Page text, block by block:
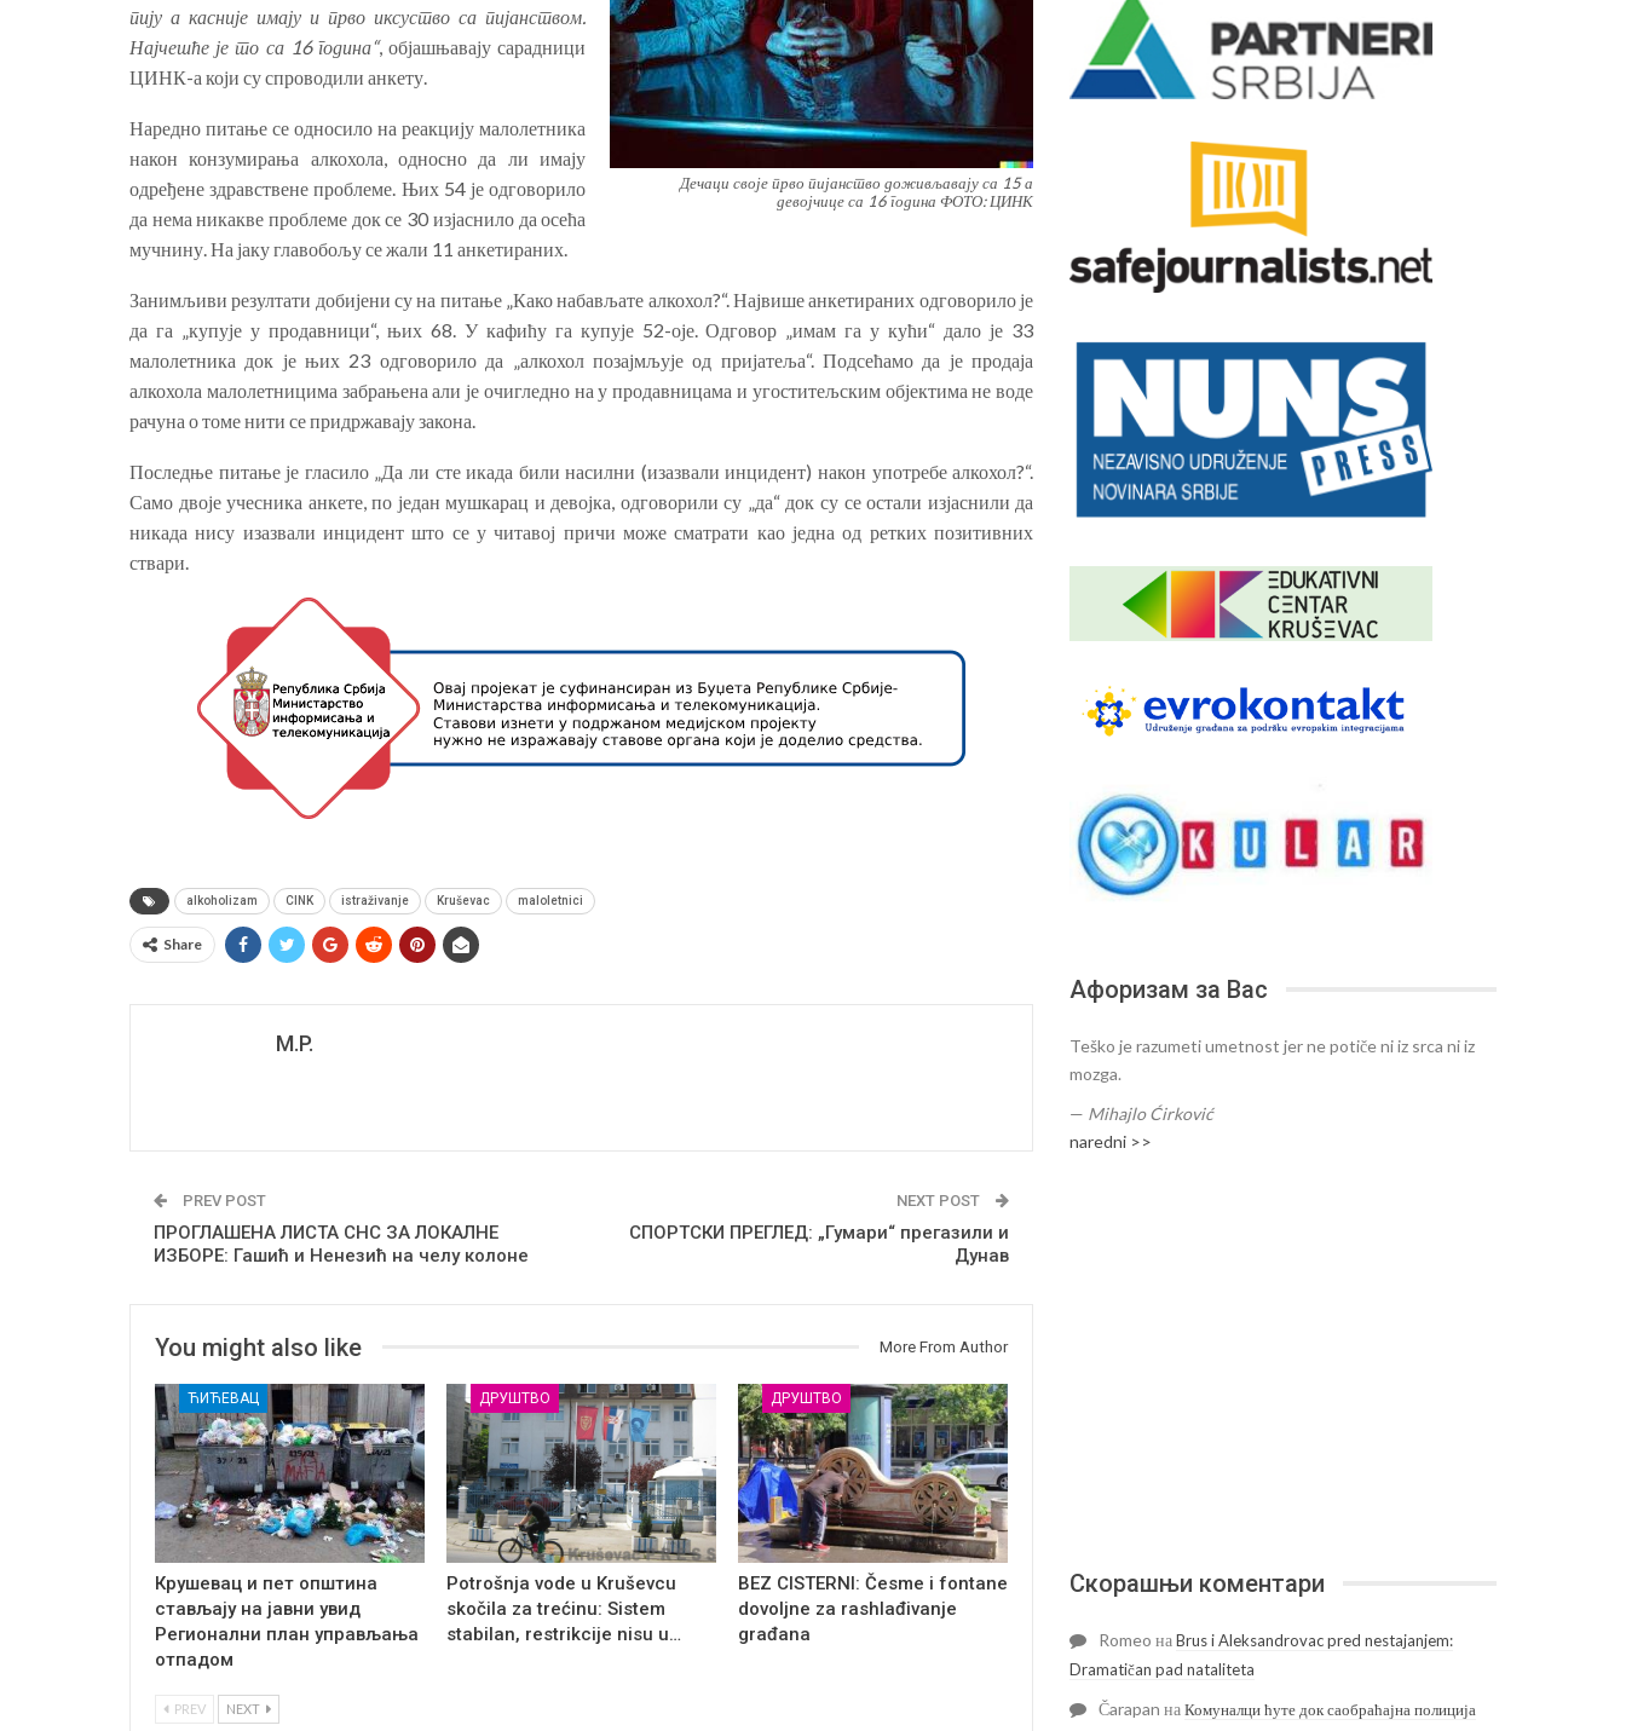
Дечаци своје прво пијанство доживљавају са 15 а
девојчице са 16 година ФОТО: ЦИНК
пију а касније имају и прво иксуство са пијанством.
Најчешће је то са 16 година“, објашњавају сарадници
ЦИНК-а који су спроводили анкету.
Наредно питање се односило на реакцију малолетника
након конзумирања алкохола, односно да ли имају
одређене здравствене проблеме. Њих 54 је одговорило
да нема никакве проблеме док се 30 изјаснило да осећа
мучнину. На јаку главобољу се жали 11 анкетираних.
Занимљиви резултати добијени су на питање „Како набављате алкохол?“. Највише анкетираних одговорило је
да га „купује у продавници“, њих 68. У кафићу га купује 52-оје. Одговор „имам га у кући“ дало је 33
малолетника док је њих 23 одговорило да „алкохол позајмљује од пријатеља“. Подсећамо да је продаја
алкохола малолетницима забрањена али је очигледно на у продавницама и угоститељским објектима не воде
рачуна о томе нити се придржавају закона.
Последње питање је гласило „Да ли сте икада били насилни (изазвали инцидент) након употребе алкохол?“.
Само двоје учесника анкете, по један мушкарац и девојка, одговорили су „да“ док су се остали изјаснили да
никада нису изазвали инцидент што се у читавој причи може сматрати као једна од ретких позитивних
ствари.
alkoholizam CINK istraživanje Kruševac maloletnici
Share
M.P.
PREV POST
ПРОГЛАШЕНА ЛИСТА СНС ЗА ЛОКАЛНЕ
ИЗБОРЕ: Гашић и Ненезић на челу колоне
NEXT POST
СПОРТСКИ ПРЕГЛЕД: „Гумари“ прегазили и
Дунав
You might also like More From Author
ЋИЋЕВАЦ
Крушевац и пет општина
стављају на јавни увид
Регионални план управљања
отпадом
ДРУШТВО
Potrošnja vode u Kruševcu
skočila za trećinu: Sistem
stabilan, restrikcije nisu u…
ДРУШТВО
BEZ CISTERNI: Česme i fontane
dovoljne za rashlađivanje
građana
PREV NEXT
Афоризам за Вас
Teško je razumeti umetnost jer ne potiče ni iz srca ni iz
mozga.
— Mihajlo Ćirković
naredni >>
Скорашњи коментари
Romeo наBrus i Aleksandrovac pred nestajanjem:
Dramatičan pad nataliteta
Čarapan наКомуналци ћуте док саобраћајна полиција